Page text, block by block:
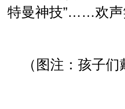
特曼神技”……欢声
（图注：孩子